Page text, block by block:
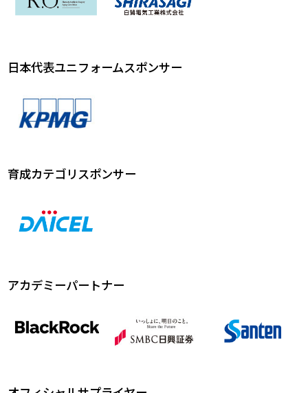
日本代表ユニフォームスポンサー
育成カテゴリスポンサー
アカデミーパートナー